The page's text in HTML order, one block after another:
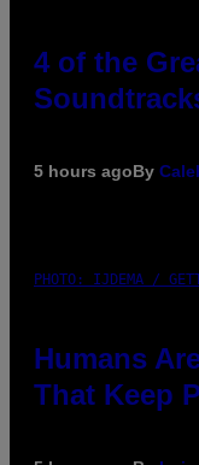
4 of the
5 hours agoBy
PHOTO: IJDEMA /
Humans
That Keep